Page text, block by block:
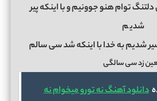
توام هنو جوونیم و با اینکه پیر
شدیم
شدیم به خدا با اینکه شد سی سالم
زد سی سالگی
دانلود آهنگ نه تورو میخوام نه